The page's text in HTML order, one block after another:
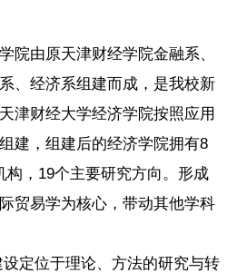
由原天津财经学院金融系、
、经济系组建而成，是我校新
津财经大学经济学院按照应用
建，组建后的经济学院拥有8
构，19个主要研究方向。形成
贸易学为核心，带动其他学科
位于理论、方法的研究与转